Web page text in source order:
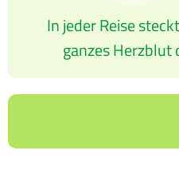
In jeder Reise
ganzes Herzblut